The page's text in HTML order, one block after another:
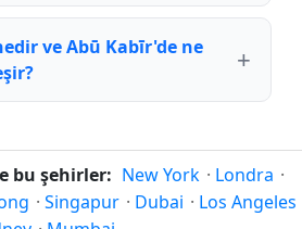
ve Abū Kabīr'de ne
bu şehirler: New York · Londra ·
· Singapur · Dubai · Los Angeles